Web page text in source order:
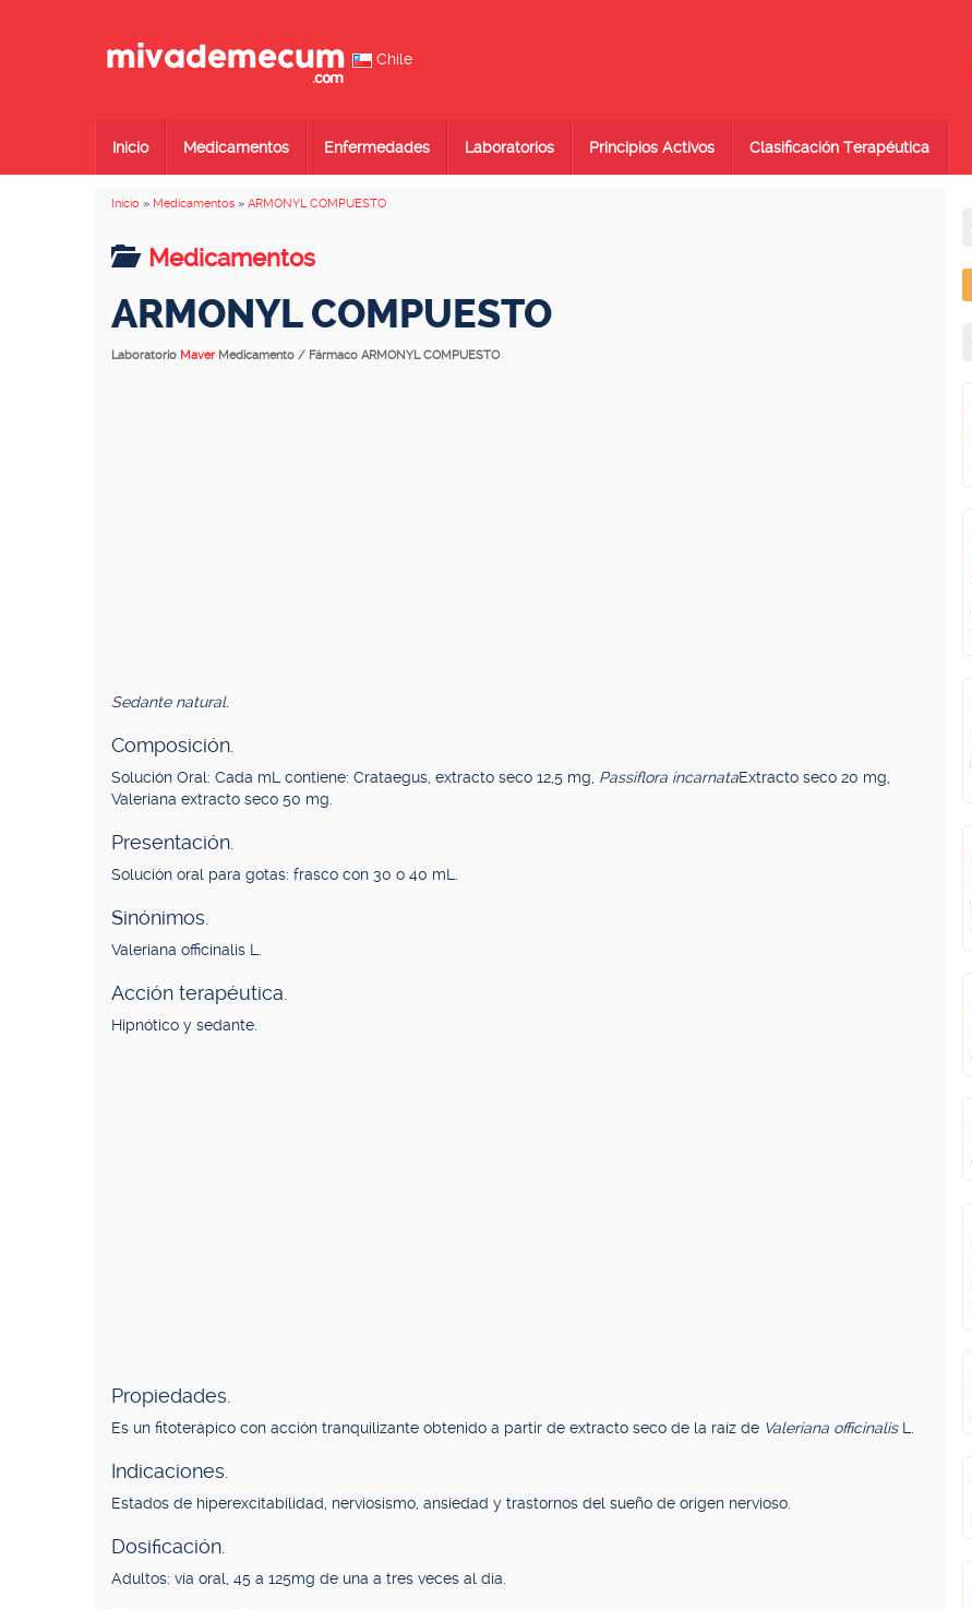
Chile
Inicio Medicamentos Enfermedades Laboratorios Principios Activos Clasificación Terapéutica
Inicio » Medicamentos » ARMONYL COMPUESTO
Medicamentos
ARMONYL COMPUESTO
Laboratorio Maver Medicamento / Fármaco ARMONYL COMPUESTO
Sedante natural.
Composición.
Solución Oral: Cada mL contiene: Crataegus, extracto seco 12,5 mg, Passiflora incarnataExtracto seco 20 mg,
Valeriana extracto seco 50 mg.
Presentación.
Solución oral para gotas: frasco con 30 o 40 mL.
Sinónimos.
Valeriana officinalis L.
Acción terapéutica.
Hipnótico y sedante.
Propiedades.
Es un fitoterápico con acción tranquilizante obtenido a partir de extracto seco de la raíz de Valeriana officinalis L.
Indicaciones.
Estados de hiperexcitabilidad, nerviosismo, ansiedad y trastornos del sueño de origen nervioso.
Dosificación.
Adultos: vía oral, 45 a 125mg de una a tres veces al día.